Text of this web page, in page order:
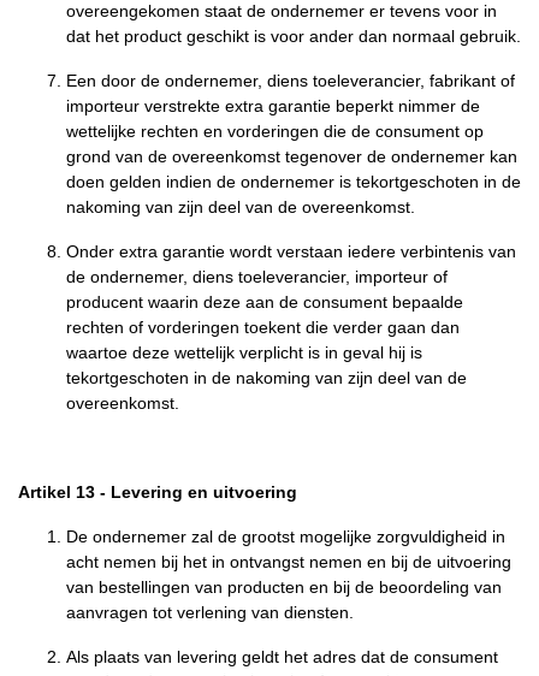
overeengekomen staat de ondernemer er tevens voor in
dat het product geschikt is voor ander dan normaal gebruik.
Een door de ondernemer, diens toeleverancier, fabrikant of
importeur verstrekte extra garantie beperkt nimmer de
wettelijke rechten en vorderingen die de consument op
grond van de overeenkomst tegenover de ondernemer kan
doen gelden indien de ondernemer is tekortgeschoten in de
nakoming van zijn deel van de overeenkomst.
Onder extra garantie wordt verstaan iedere verbintenis van
de ondernemer, diens toeleverancier, importeur of
producent waarin deze aan de consument bepaalde
rechten of vorderingen toekent die verder gaan dan
waartoe deze wettelijk verplicht is in geval hij is
tekortgeschoten in de nakoming van zijn deel van de
overeenkomst.
Artikel 13 - Levering en uitvoering
De ondernemer zal de grootst mogelijke zorgvuldigheid in
acht nemen bij het in ontvangst nemen en bij de uitvoering
van bestellingen van producten en bij de beoordeling van
aanvragen tot verlening van diensten.
Als plaats van levering geldt het adres dat de consument